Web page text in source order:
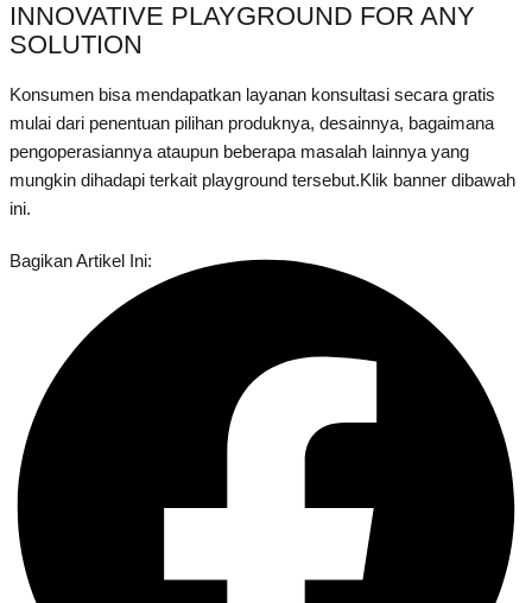
INNOVATIVE PLAYGROUND FOR ANY
SOLUTION
Konsumen bisa mendapatkan layanan konsultasi secara gratis
mulai dari penentuan pilihan produknya, desainnya, bagaimana
pengoperasiannya ataupun beberapa masalah lainnya yang
mungkin dihadapi terkait playground tersebut.Klik banner dibawah
ini.
Bagikan Artikel Ini: